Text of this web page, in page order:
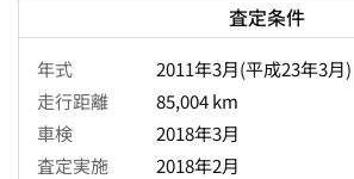
査定条件
年式
2011年3月(平成23年3月)
走行距離
85,004 km
車検
2018年3月
査定実施
2018年2月